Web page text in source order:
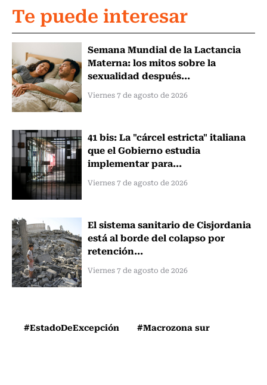
Te puede interesar
Semana Mundial de la Lactancia
Materna: los mitos sobre la
sexualidad después...
Viernes 7 de agosto de 2026
41 bis: La "cárcel estricta" italiana
que el Gobierno estudia
implementar para...
Viernes 7 de agosto de 2026
El sistema sanitario de Cisjordania
está al borde del colapso por
retención...
Viernes 7 de agosto de 2026
#EstadoDeExcepción #Macrozona sur